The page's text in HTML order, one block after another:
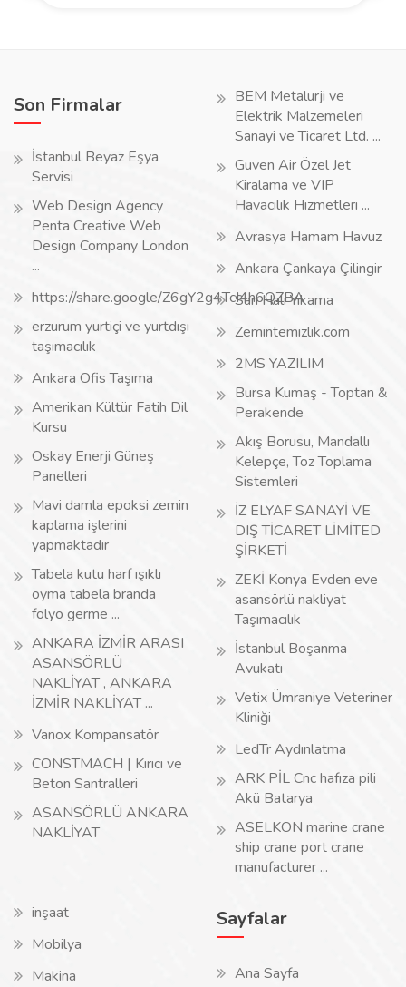
Son Firmalar
İstanbul Beyaz Eşya
Servisi
Web Design Agency
Penta Creative Web
Design Company London
...
https://share.google/Z6gY2g4TcI4h6QZBA
erzurum yurtiçi ve yurtdışı
taşımacılık
Ankara Ofis Taşıma
Amerikan Kültür Fatih Dil
Kursu
Oskay Enerji Güneş
Panelleri
Mavi damla epoksi zemin
kaplama işlerini
yapmaktadır
Tabela kutu harf ışıklı
oyma tabela branda
folyo germe ...
ANKARA İZMİR ARASI
ASANSÖRLÜ
NAKLİYAT , ANKARA
İZMİR NAKLİYAT ...
Vanox Kompansatör
CONSTMACH | Kırıcı ve
Beton Santralleri
ASANSÖRLÜ ANKARA
NAKLİYAT
BEM Metalurji ve
Elektrik Malzemeleri
Sanayi ve Ticaret Ltd. ...
Guven Air Özel Jet
Kiralama ve VIP
Havacılık Hizmetleri ...
Avrasya Hamam Havuz
Ankara Çankaya Çilingir
Sarı Halı Yıkama
Zemintemizlik.com
2MS YAZILIM
Bursa Kumaş - Toptan &
Perakende
Akış Borusu, Mandallı
Kelepçe, Toz Toplama
Sistemleri
İZ ELYAF SANAYİ VE
DIŞ TİCARET LİMİTED
ŞİRKETİ
ZEKİ Konya Evden eve
asansörlü nakliyat
Taşımacılık
İstanbul Boşanma
Avukatı
Vetix Ümraniye Veteriner
Kliniği
LedTr Aydınlatma
ARK PİL Cnc hafıza pili
Akü Batarya
ASELKON marine crane
ship crane port crane
manufacturer ...
inşaat
Mobilya
Makina
Sayfalar
Ana Sayfa